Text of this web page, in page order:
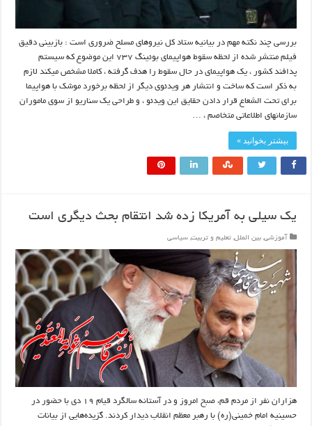
بررسی چند نکته مهم در بیانیه ستاد کل نیروهای مسلح ضروری است : بازبینی دقیق
فیلم منتشر شده از لحظه سقوط هواپیمای بوئینگ ۷۳۷ این موضوع که سیستم
پدافند کشور ، یک هواپیمای در حال سقوط را هدف گرفته ، کاملا مشخص میکند لازم
به ذکر است که ساخت و انتشار هر ویدئوی دیگر از لحظه برخورد موشک با هواپیما
برای تحت الشعاع قرار دادن حقایق این ویدئو ، و طراحی یک سناریو از سوی ماموران
سازمانهای اطلاعاتی متخاصم ، …
بیشتر بخوانید »
یک سیلی به آمریکا زده شد انتقام بحث دیگری است
آموزشی, بین الملل, تعلیم و تربیت, سیاسی
هزاران نفر از مردم قم، صبح امروز و در آستانه سالگرد قیام ۱۹ دی با حضور در
حسینیه امام خمینی(ره) با رهبر معظم انقلاب دیدار کردند. گزیده‌هایی از بیانات